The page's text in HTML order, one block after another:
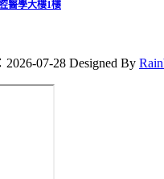
醫學大樓1樓
07-28 Designed By